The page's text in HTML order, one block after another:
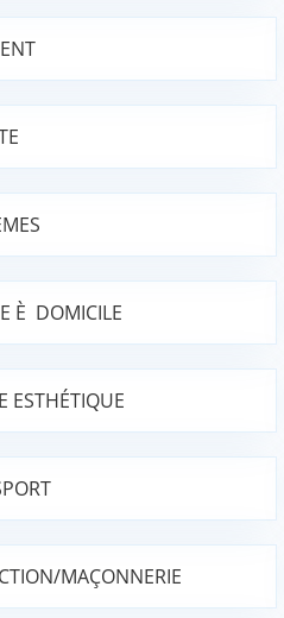
È DOMICILE
ESTHÉTIQUE
MAÇONNERIE